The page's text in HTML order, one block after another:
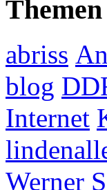
Themen
abriss
blog
Internet
Werner